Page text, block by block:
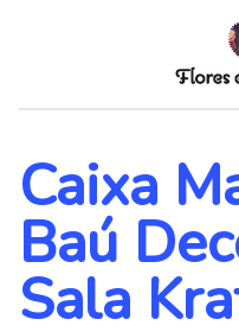
content
Caixa
Baú
Sala